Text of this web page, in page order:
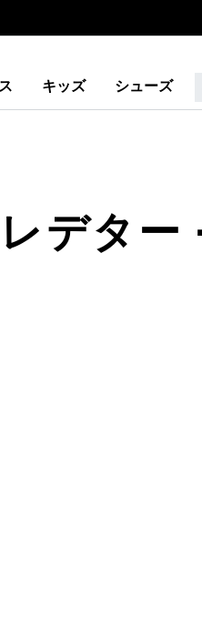
キッズ シューズ
デター